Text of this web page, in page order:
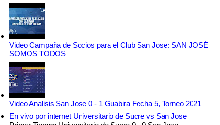
Video Campaña de Socios para el Club San Jose: SAN JOSÉ
SOMOS TODOS
Video Analisis San Jose 0 - 1 Guabira Fecha 5, Torneo 2021
En vivo por internet Universitario de Sucre vs San Jose